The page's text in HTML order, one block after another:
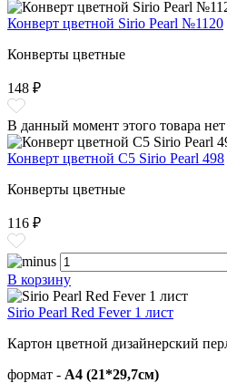
Конверт цветной Sirio Pearl №1120
Конверты цветные
148 ₽
В данный момент этого товара
Конверт цветной С5 Sirio Pearl 498
Конверты цветные
116 ₽
В корзину
Sirio Pearl Red Fever 1 лист
Картон цветной дизайнерский
формат - А4 (21*29,7см)